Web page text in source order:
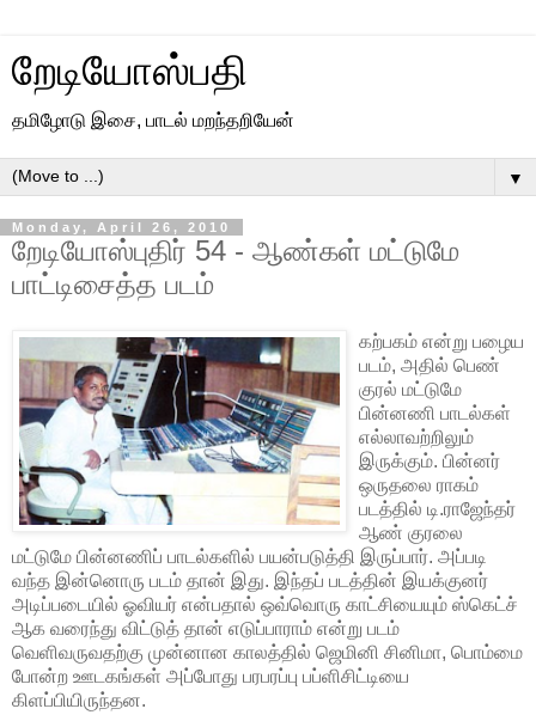
றேடியோஸ்பதி
தமிழோடு இசை, பாடல் மறந்தறியேன்
▼
Monday, April 26, 2010
றேடியோஸ்புதிர் 54 - ஆண்கள் மட்டுமே
பாட்டிசைத்த படம்
கற்பகம் என்று பழைய
படம், அதில் பெண்
குரல் மட்டுமே
பின்னணி பாடல்கள்
எல்லாவற்றிலும்
இருக்கும். பின்னர்
ஒருதலை ராகம்
படத்தில் டி.ராஜேந்தர்
ஆண் குரலை
மட்டுமே பின்னணிப் பாடல்களில் பயன்படுத்தி இருப்பார். அப்படி
வந்த இன்னொரு படம் தான் இது. இந்தப் படத்தின் இயக்குனர்
அடிப்படையில் ஓவியர் என்பதால் ஒவ்வொரு காட்சியையும் ஸ்கெட்ச்
ஆக வரைந்து விட்டுத் தான் எடுப்பாராம் என்று படம்
வெளிவருவதற்கு முன்னான காலத்தில் ஜெமினி சினிமா, பொம்மை
போன்ற ஊடகங்கள் அப்போது பரபரப்பு பப்ளிசிட்டியை
கிளப்பியிருந்தன.